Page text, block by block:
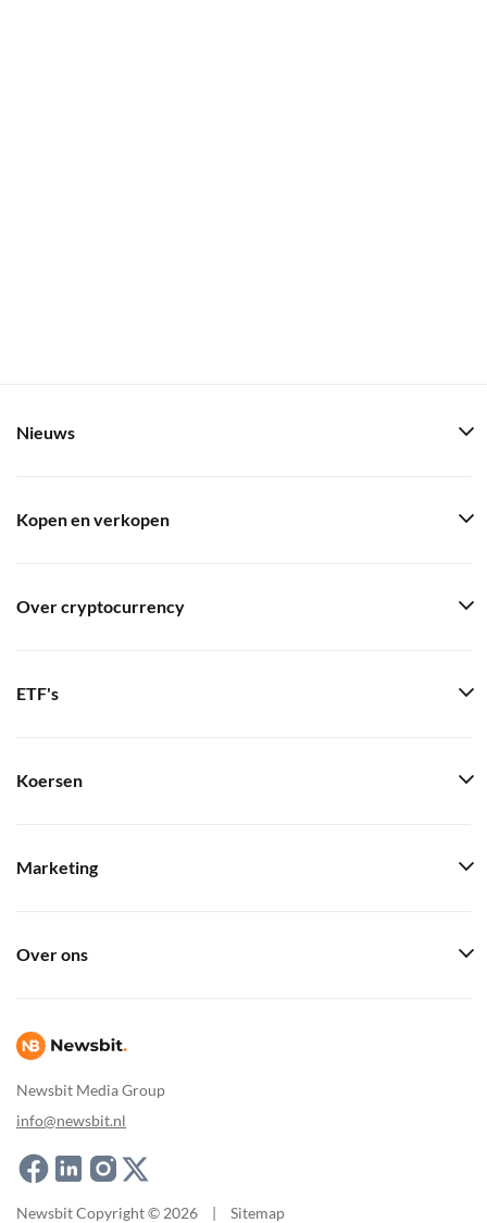
Newsbit Media Group
info@newsbit.nl
Nieuws
Kopen en verkopen
Over cryptocurrency
ETF's
Koersen
Marketing
Over ons
Newsbit Copyright © 2026 | Sitemap